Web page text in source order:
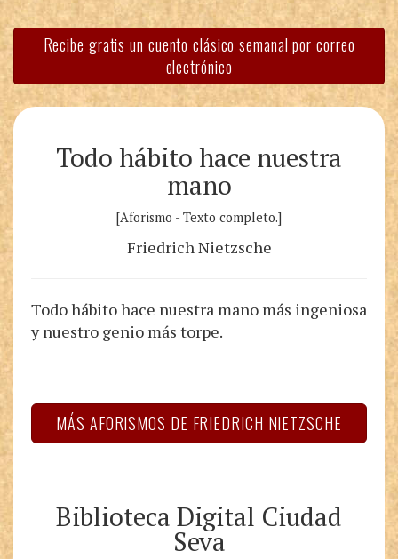
Recibe gratis un cuento clásico semanal por correo
electrónico
Todo hábito hace nuestra
mano
[Aforismo - Texto completo.]
Friedrich Nietzsche
Todo hábito hace nuestra mano más ingeniosa
y nuestro genio más torpe.
MÁS AFORISMOS DE FRIEDRICH NIETZSCHE
Biblioteca Digital Ciudad
Seva